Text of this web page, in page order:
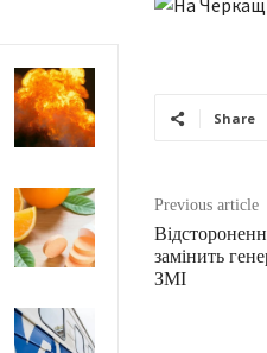
Share
Previous article
замінить
ЗМІ